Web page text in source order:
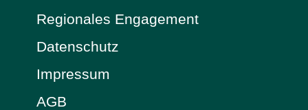
Regionales Engagement
Datenschutz
Impressum
AGB